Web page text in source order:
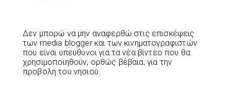
Δεν μπορώ να μην αναφερθώ στις επισκέψεις
των media blogger και των κινηματογραφιστών
που είναι υπεύθυνοι για τα νέα βίντεο που θα
χρησιμοποιηθούν, ορθώς βέβαια, για την
προβολή του νησιού.